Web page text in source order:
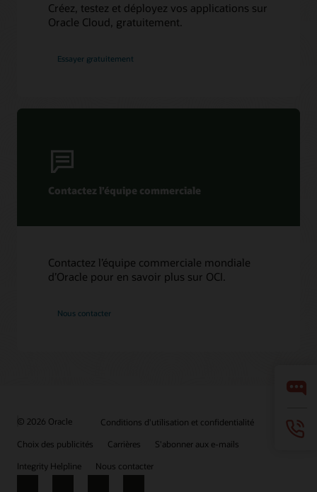
Créez, testez et déployez vos applications sur
Oracle Cloud, gratuitement.
Essayer gratuitement
Contactez l’équipe commerciale
Contactez l’équipe commerciale mondiale
d’Oracle pour en savoir plus sur OCI.
Nous contacter
© 2026 Oracle
Conditions d'utilisation et confidentialité
Choix des publicités
Carrières
S'abonner aux e-mails
Integrity Helpline
Nous contacter